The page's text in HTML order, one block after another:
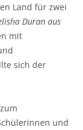
Land für zwei
Duran aus
mit
sich der
und